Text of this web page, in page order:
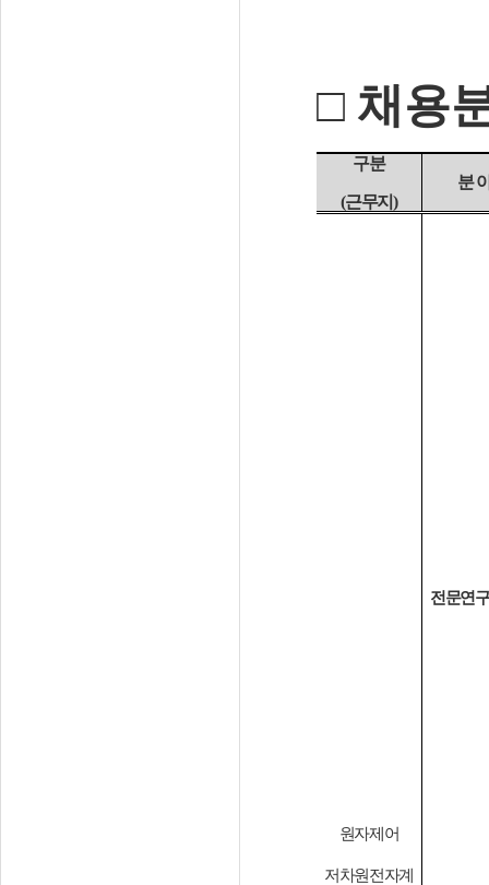
□ 채용
구분
(근무지 )
분
원자제어
저차원전자계
전문연